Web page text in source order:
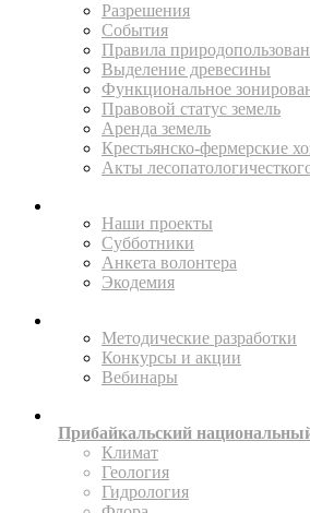
Разрешения
События
Правила
Выделение древесины
Функциональное
Правовой статус земель
Аренда земель
Крестьянско-фермерские
Акты
Наши проекты
Субботники
Анкета волонтера
Экодемия
Методические разработки
Конкурсы и акции
Вебинары
Прибайкальский
Климат
Геология
Гидрология